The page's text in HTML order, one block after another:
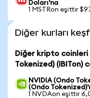
Doları'na
1 MSTRon eşittir
Diğer kurları
Diğer kripto coinleri
Tokenized) (IBITon)
NVIDIA (Ondo
(Ondo
1 NVDAon eşittir